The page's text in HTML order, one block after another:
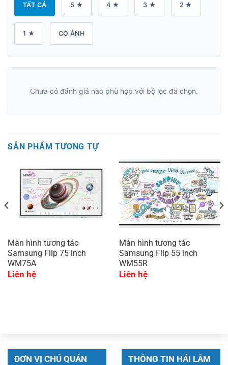
TẤT CẢ 5 ★ 4 ★ 3 ★ 2 ★
1 ★ CÓ ẢNH
Chưa có đánh giá nào phù hợp với bộ lọc đã chọn.
SẢN PHẨM TƯƠNG TỰ
Màn hình tương tác
Samsung Flip 75 inch
WM75A
Liên hệ
Màn hình tương tác
Samsung Flip 55 inch
WM55R
Liên hệ
ĐƠN VỊ CHỦ QUẢN THÔNG TIN HẢI LÂM